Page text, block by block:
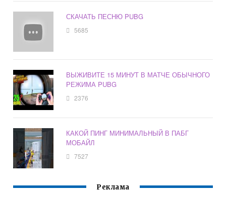
СКАЧАТЬ ПЕСНЮ PUBG
5685
ВЫЖИВИТЕ 15 МИНУТ В МАТЧЕ ОБЫЧНОГО
РЕЖИМА PUBG
2376
КАКОЙ ПИНГ МИНИМАЛЬНЫЙ В ПАБГ
МОБАЙЛ
7527
Реклама